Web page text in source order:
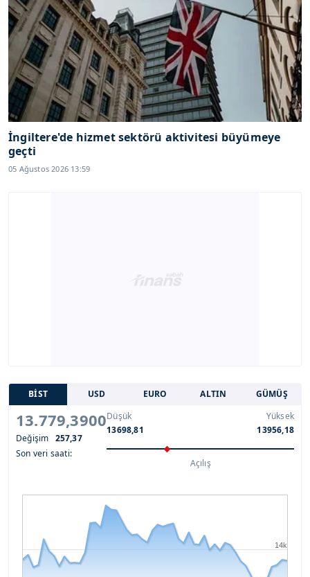
İngiltere'de hizmet sektörü aktivitesi büyümeye
geçti
05 Ağustos 2026 13:59
BİST USD EURO ALTIN GÜMÜŞ
13.779,3900
Değişim 257,37
Son veri saati:
Düşük
13698,81
Yüksek
13956,18
Açılış
14k